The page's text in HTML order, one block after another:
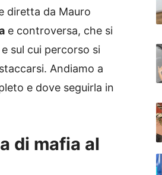
diretta da Mauro
e controversa, che si
e sul cui percorso si
Andiamo a
e dove seguirla in
di mafia al